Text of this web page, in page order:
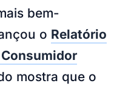
bem-
o Relatório
mostra que o